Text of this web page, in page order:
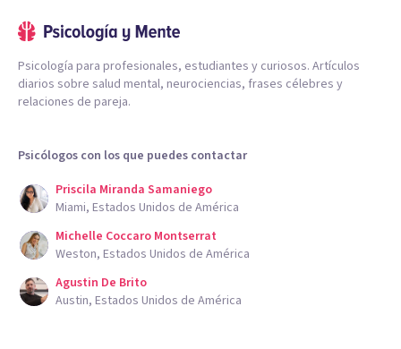
Psicología para profesionales, estudiantes y curiosos. Artículos
diarios sobre salud mental, neurociencias, frases célebres y
relaciones de pareja.
Psicólogos con los que puedes contactar
Priscila Miranda Samaniego
Miami, Estados Unidos de América
Michelle Coccaro Montserrat
Weston, Estados Unidos de América
Agustin De Brito
Austin, Estados Unidos de América